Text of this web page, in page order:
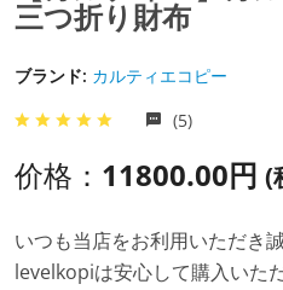
三つ折り財布
ブランド: カルティエコピー
(5)
价格： 11800.00円 (
いつも当店をお利用いただき
levelkopiは安心して購入いた